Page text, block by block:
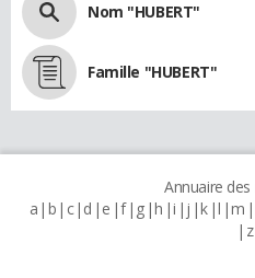
Nom "HUBERT"
Famille "HUBERT"
Annuaire
a b c d e f g h i j k l m
z